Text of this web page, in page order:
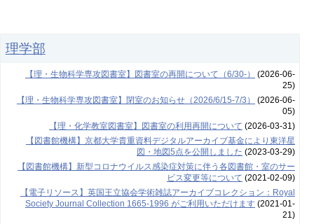
理学部
【理・生物科学専攻図書室】図書室の再開について（6/30-）
(2026-06-
25)
【理・生物科学専攻図書室】閉室のお知らせ（2026/6/15-7/3）
(2026-06-
05)
【理・化学教室図書室】図書室の利用再開について (2026-03-31)
【図書館機構】京都大学貴重資料デジタルアーカイブ基金により東洋星
図・地図5点を公開しました (2023-03-29)
【図書館機構】新型コロナウイルス感染症対策に伴う各図書館・室のサー
ビス変更等について (2021-02-09)
【電子リソース】英国王立協会学術雑誌アーカイブコレクション：Royal
Society Journal Collection 1665-1996 がご利用いただけます(2021-01-
21)